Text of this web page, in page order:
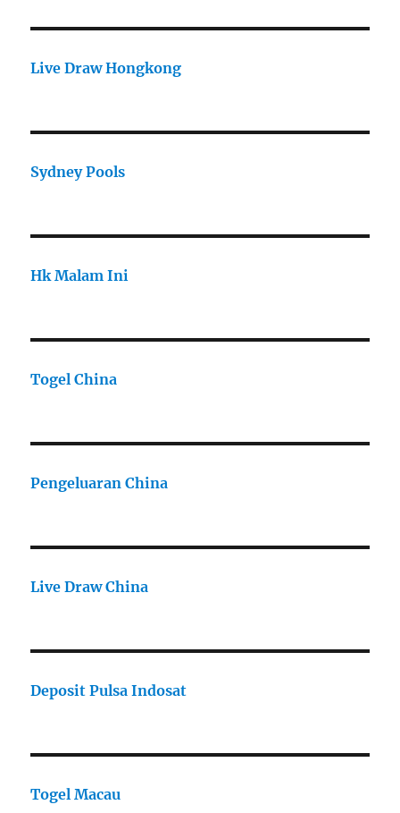
Live Draw Hongkong
Sydney Pools
Hk Malam Ini
Togel China
Pengeluaran China
Live Draw China
Deposit Pulsa Indosat
Togel Macau